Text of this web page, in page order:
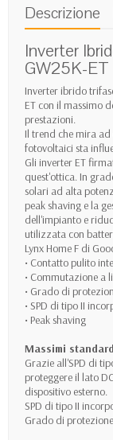
Descrizione
Inverter
GW25K-ET
Inverter ibrido
ET con il massimo
prestazioni.
Il trend che mira
fotovoltaici sta
Gli inverter ET
quest'ottica. In
solari ad alta
peak shaving e la
dell'impianto e
utilizzata con
Lynx Home F di
• Contatto pulito
• Commutazione a
• Grado di
• SPD di tipo II
• Peak shaving
Massimi
Grazie all'SPD di
proteggere il lato
dispositivo esterno.
SPD di tipo II
Grado di